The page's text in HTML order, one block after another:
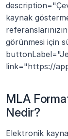
kaynak
görünmesi için
link="https://
MLA
Nedir?
Elektronik